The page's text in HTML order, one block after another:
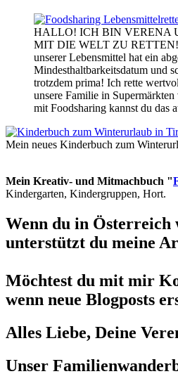
HALLO! ICH BIN VERENA
MIT DIE WELT ZU
unserer Lebensmittel hat ein
Mindesthaltbarkeitsdatum und
trotzdem prima! Ich rette
unsere Familie in
mit Foodsharing kannst du das
Mein neues Kinderbuch zum
Mein Kreativ- und Mitmachbuch "
Kindergarten, Kindergruppen, Hort.
Wenn du in
unterstützt du meine
Möchtest du mit mir
wenn neue Blogposts
Alles Liebe, Deine
Unser